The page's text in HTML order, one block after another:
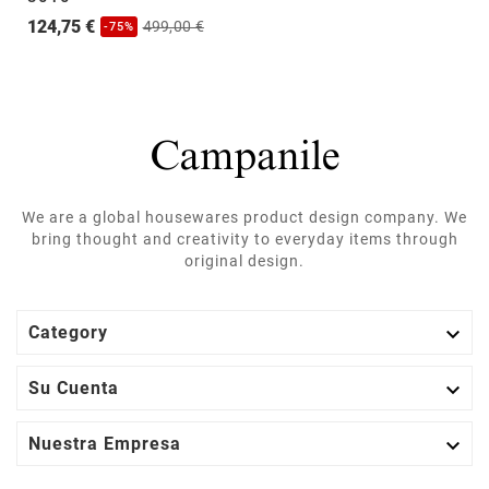
124,75 € -75% 499,00 €
We are a global housewares product design company. We
bring thought and creativity to everyday items through
original design.
Category 
Su Cuenta 
Nuestra Empresa 